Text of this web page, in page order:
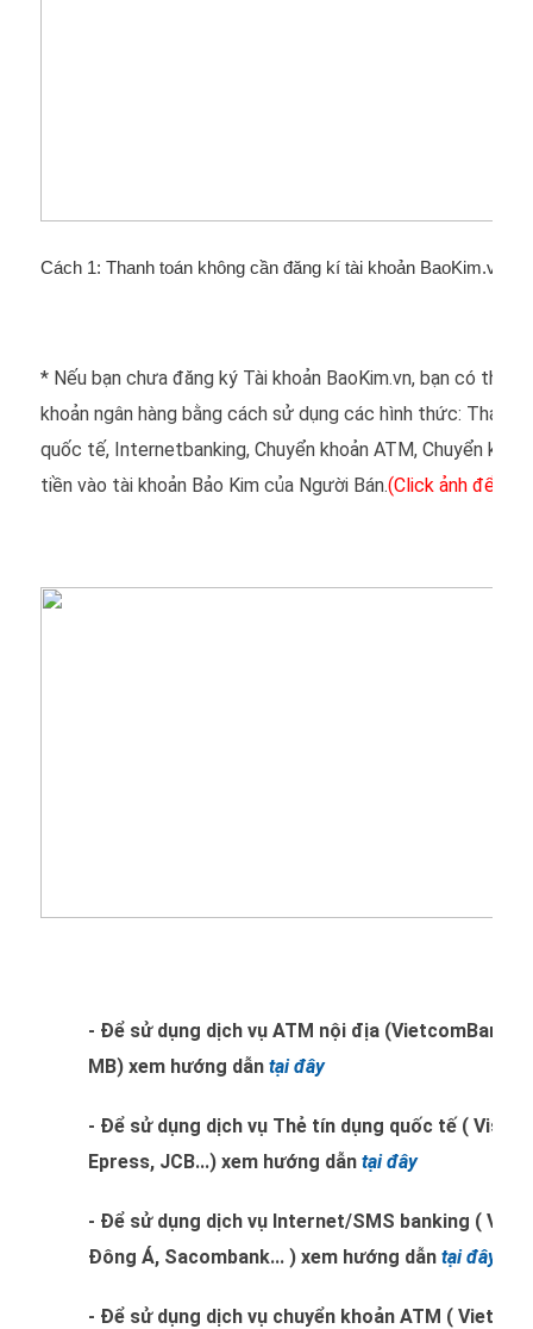
Cách 1: Thanh toán không cần đăng kí tài khoản BaoKim.vn
* Nếu bạn chưa đăng ký Tài khoản BaoKim.vn, bạn có thể
khoản ngân hàng bằng cách sử dụng các hình thức: Thanh
quốc tế, Internetbanking, Chuyển khoản ATM, Chuyển
tiền vào tài khoản Bảo Kim của Người Bán.(Click ảnh để
- Để sử dụng dịch vụ ATM nội địa (VietcomBank,
MB) xem hướng dẫn tại đây
- Để sử dụng dịch vụ Thẻ tín dụng quốc tế ( Visa,
Epress, JCB...) xem hướng dẫn tại đây
- Để sử dụng dịch vụ Internet/SMS banking (
Đông Á, Sacombank... ) xem hướng dẫn tại đây
- Để sử dụng dịch vụ chuyển khoản ATM (